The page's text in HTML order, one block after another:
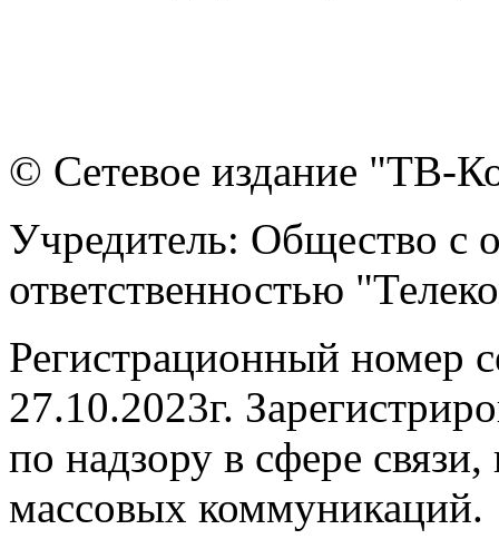
© Сетевое издание "ТВ-
Учредитель: Общество с
ответственностью
Регистрационный
27.10.2023г.
по надзору в сфере
массовых коммуникаций.